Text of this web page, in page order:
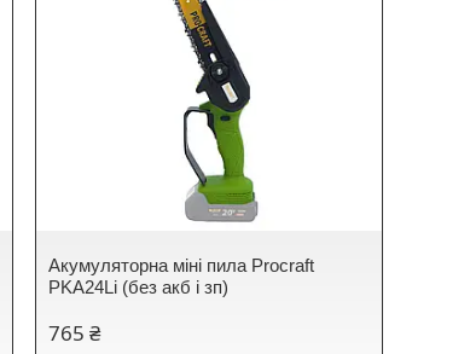
Акумуляторна міні пила Procraft
PKA24Li (без акб і зп)
765 ₴